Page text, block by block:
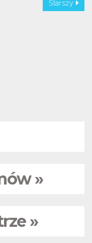
Starszy
»
»